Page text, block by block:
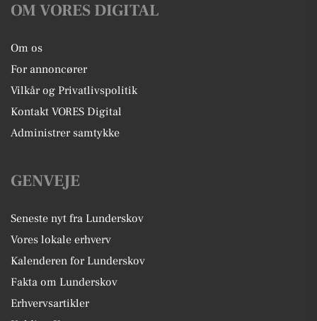
OM VORES DIGITAL
Om os
For annoncører
Vilkår og Privatlivspolitik
Kontakt VORES Digital
Administrer samtykke
GENVEJE
Seneste nyt fra Lunderskov
Vores lokale erhverv
Kalenderen for Lunderskov
Fakta om Lunderskov
Erhvervsartikler